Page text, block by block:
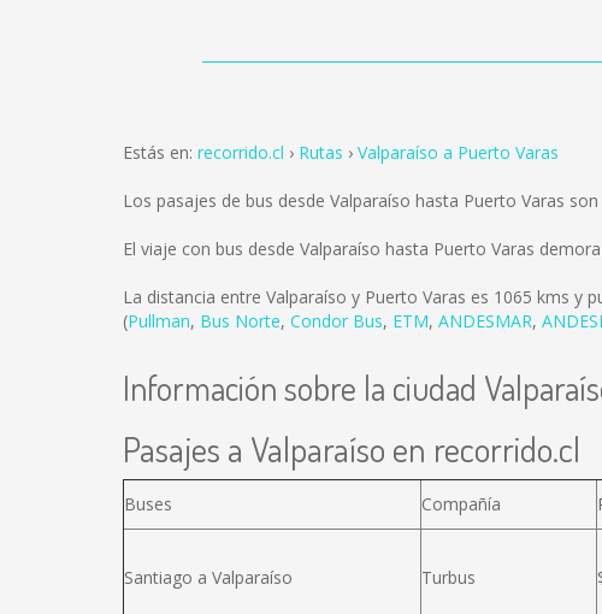
Estás en: recorrido.cl Rutas Valparaíso a Puerto Varas
Los pasajes de bus desde Valparaíso hasta Puerto Varas
El viaje con bus desde Valparaíso hasta Puerto Varas
La distancia entre Valparaíso y Puerto Varas es 1065 kms y
(Pullman, Bus Norte, Condor Bus, ETM, ANDESMAR,
Información sobre la ciudad
Pasajes a Valparaíso en recorrido.cl
Buses Compañía
Santiago a Valparaíso Turbus